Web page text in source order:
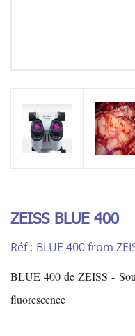
ZEISS BLUE 400
Réf : BLUE 400 from
BLUE 400 de ZEISS -
fluorescence